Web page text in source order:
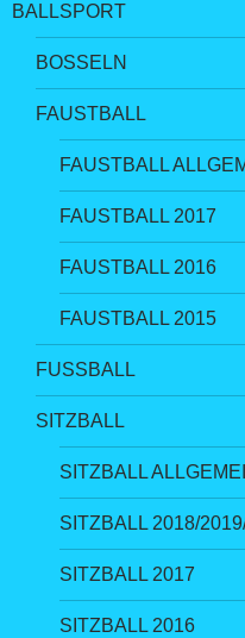
BALLSPORT
BOSSELN
FAUSTBALL
FAUSTBALL
FAUSTBALL 2017
FAUSTBALL 2016
FAUSTBALL 2015
FUSSBALL
SITZBALL
SITZBALL
SITZBALL 2018/
SITZBALL 2017
SITZBALL 2016